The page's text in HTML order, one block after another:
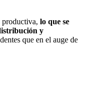
productiva, lo que se
y
que en el auge de